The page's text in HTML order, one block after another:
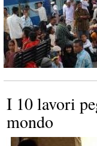
I 10 lavori
mondo